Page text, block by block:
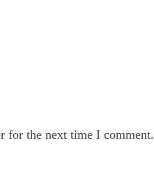
for the next time I comment.